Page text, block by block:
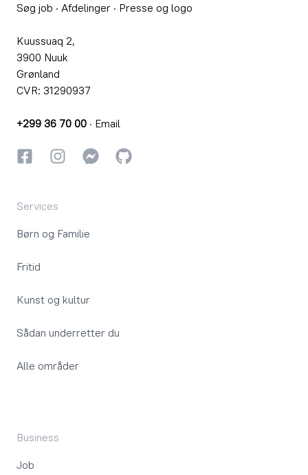
Søg job · Afdelinger · Presse og logo
Kuussuaq 2,
3900 Nuuk
Grønland
CVR: 31290937
+299 36 70 00 · Email
FacebookInstagramInstagram
GitHub
Services
Børn og Familie
Fritid
Kunst og kultur
Sådan underretter du
Alle områder
Business
Job